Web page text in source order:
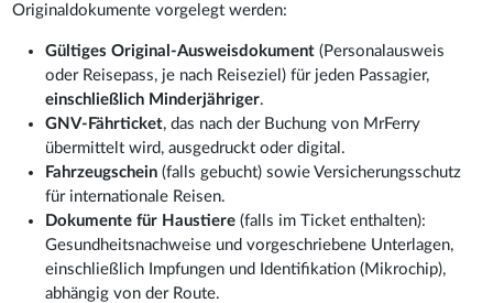
Originaldokumente vorgelegt werden:
Gültiges Original-Ausweisdokument (Personalausweis
oder Reisepass, je nach Reiseziel) für jeden Passagier,
einschließlich Minderjähriger.
GNV-Fährticket, das nach der Buchung von MrFerry
übermittelt wird, ausgedruckt oder digital.
Fahrzeugschein (falls gebucht) sowie Versicherungsschutz
für internationale Reisen.
Dokumente für Haustiere (falls im Ticket enthalten):
Gesundheitsnachweise und vorgeschriebene Unterlagen,
einschließlich Impfungen und Identifikation (Mikrochip),
abhängig von der Route.